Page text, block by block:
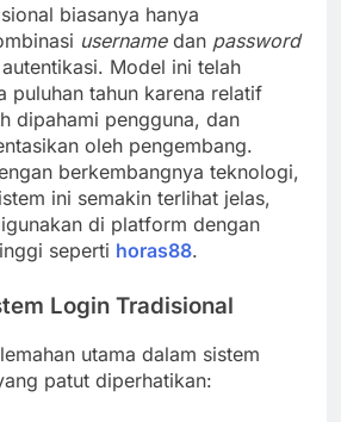
biasanya hanya
usernamedan password
Model ini telah
puluhan tahun karena relatif
dipahami pengguna, dan
oleh pengembang.
berkembangnya teknologi,
ini semakin terlihat jelas,
di platform dengan
seperti horas88.
Login Tradisional
utama dalam sistem
patut diperhatikan: